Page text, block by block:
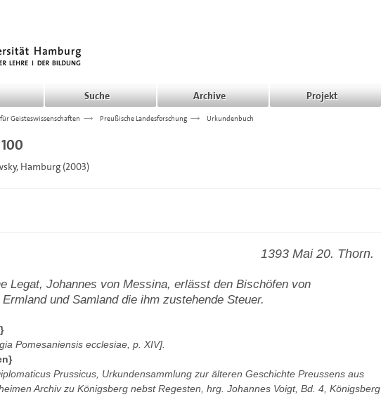
Suche Archive Projekt
Geisteswissenschaften >>> Preußische Landesforschung >>> Urkundenbuch
Hamburg (2003)
1393 Mai 20. Thorn.
Legat, Johannes von Messina, erlässt den Bischöfen von
und Samland die ihm zustehende Steuer.
Pomesaniensis ecclesiae, p. XIV].
Prussicus, Urkundensammlung zur älteren Geschichte Preussens aus
Archiv zu Königsberg nebst Regesten, hrg. Johannes Voigt, Bd. 4, Königsberg